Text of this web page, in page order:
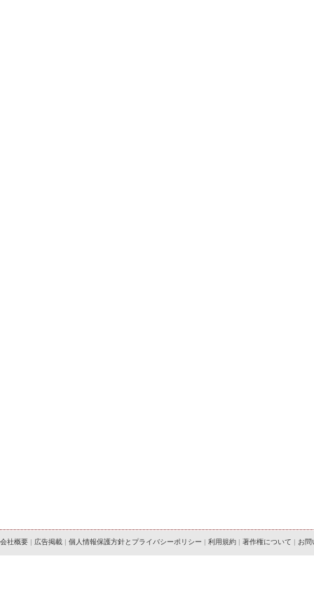
会社概要 | 広告掲載 | 個人情報保護方針とプライバシーポリシー | 利用規約 | 著作権について | お問